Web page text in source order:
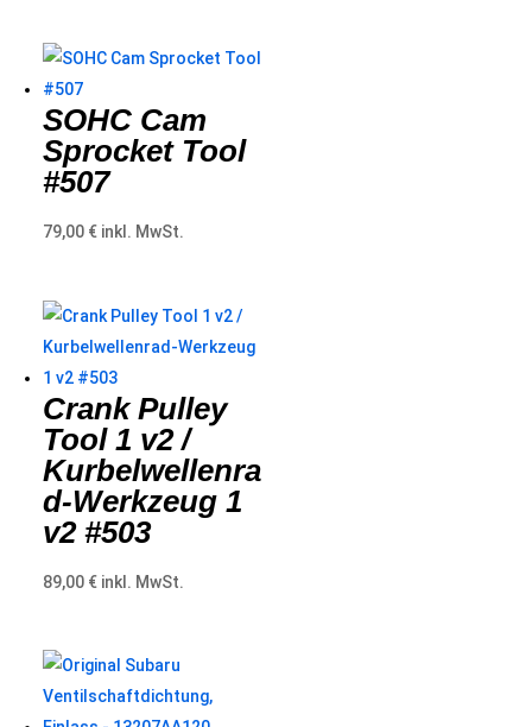
SOHC Cam
Sprocket Tool
#507
79,00 € inkl. MwSt.
Crank Pulley
Tool 1 v2 /
Kurbelwellenra
d-Werkzeug 1
v2 #503
89,00 € inkl. MwSt.